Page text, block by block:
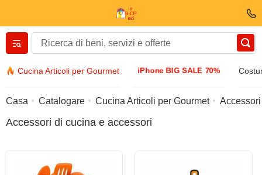
Cucina Articoli per Gourmet iPhone BIG SALE 70%
Вернуться назад
Accessori
Casa Catalogare Cucina Articoli per Gourmet
Accessori di cucina e accessori